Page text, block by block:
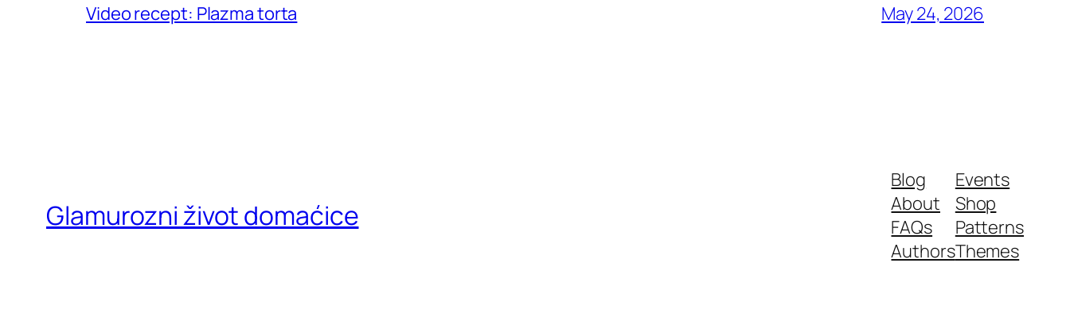
Video recept: Plazma torta May 24, 2026
Glamurozni život domaćice
Blog
About
FAQs
Authors
Events
Shop
Patterns
Themes